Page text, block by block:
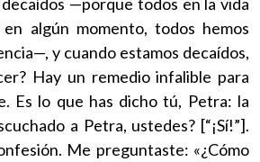
en algún momento, todos hemos
y cuando estamos decaídos,
Hay un remedio infalible para
Es lo que has dicho tú, Petra: la
a Petra, ustedes? [“¡Sí!”].
Me preguntaste: «¿Cómo